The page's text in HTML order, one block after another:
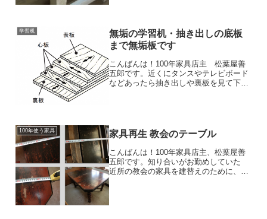
使えるような太いものが少...
学習机
無垢の学習机・抽き出しの底板
まで無垢板です
こんばんは！100年家具店主 松葉屋善
五郎です。近くにタンスやテレビボード
などあったら抽き出しや裏板を見て下さ
100年使う家具 家具再生 教会のテーブル
こんばんは！100年家具店主、松葉屋善
五郎です。知り合いがお勤めしていた
近所の教会の家具を建替えのために、修